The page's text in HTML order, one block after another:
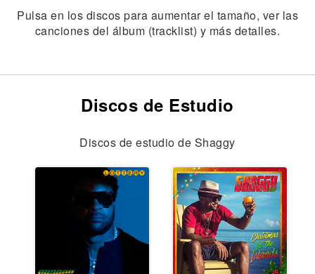
Pulsa en los discos para aumentar el tamaño, ver las
canciones del álbum (tracklist) y más detalles.
Discos de Estudio
Discos de estudio de Shaggy